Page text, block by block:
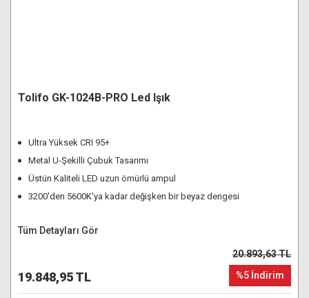
Tolifo GK-1024B-PRO Led Işık
Ultra Yüksek CRI 95+
Metal U-Şekilli Çubuk Tasarımı
Üstün Kaliteli LED uzun ömürlü ampul
3200'den 5600K'ya kadar değişken bir beyaz dengesi
Tüm Detayları Gör
19.848,95 TL
20.893,63 TL
%5 İndirim